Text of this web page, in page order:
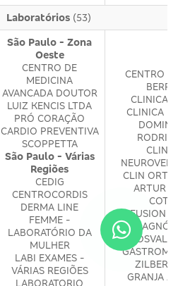
Laboratórios (53)
São Paulo - Zona
Oeste
CENTRO DE
MEDICINA
AVANCADA DOUTOR
LUIZ KENCIS LTDA
PRÓ CORAÇÃO
CARDIO PREVENTIVA
SCOPPETTA
São Paulo - Várias
Regiões
CEDIG
CENTROCORDIS
DERMA LINE
FEMME -
LABORATÓRIO DA
MULHER
LABI EXAMES -
VÁRIAS REGIÕES
LABORATORIO
CENTRO
CLINICA
CLINICA
CLIN
ARTUR
DIFFUSION
DR
GRANJA